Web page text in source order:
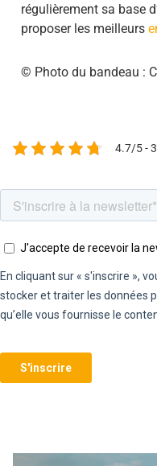
régulièrement sa base
proposer les meilleurs
© Photo du bandeau :
4.7/5 -